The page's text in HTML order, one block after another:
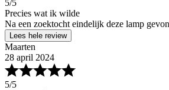
5/5
Precies wat ik wilde
Na een zoektocht eindelijk deze lamp
Lees hele review
Maarten
28 april 2024
5/5